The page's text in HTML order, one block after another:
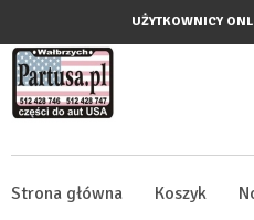
UŻYTKOWNICY
Strona główna Koszyk